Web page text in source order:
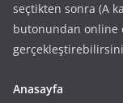
seçtikten sonra (A
butonundan online
Anasayfa